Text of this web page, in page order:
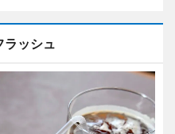
ラッシュ